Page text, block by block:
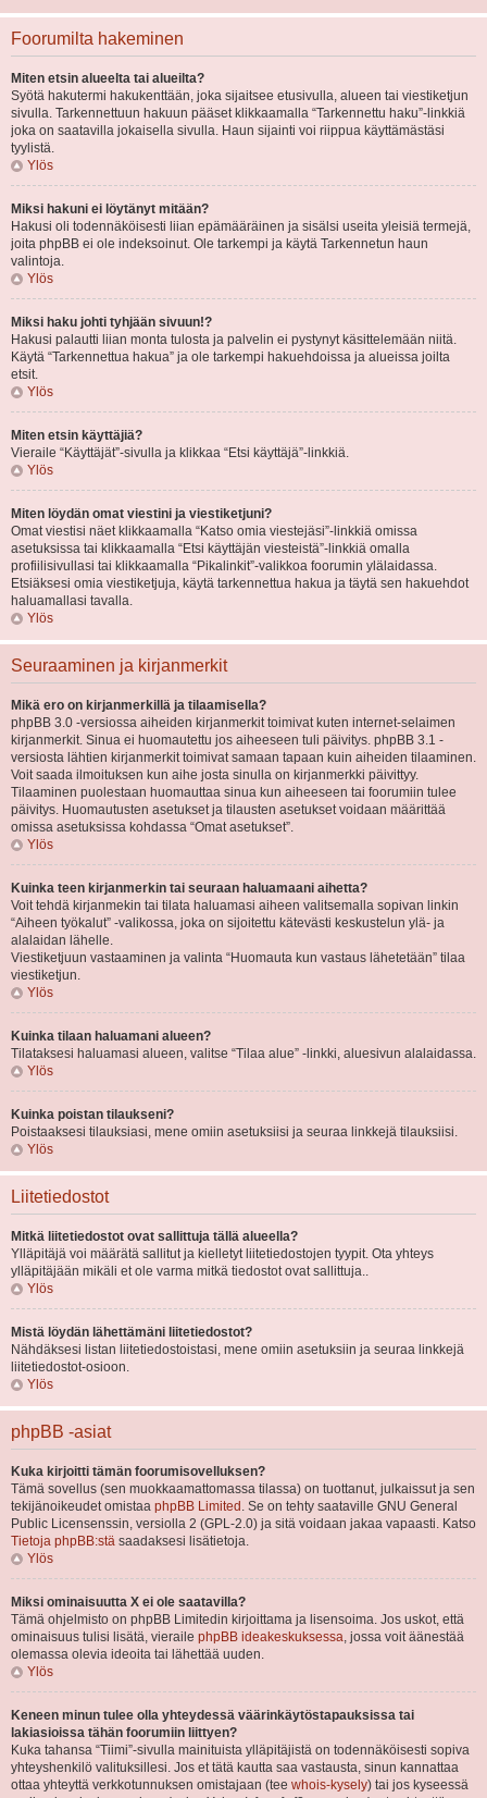
Foorumilta hakeminen
Miten etsin alueelta tai alueilta?
Syötä hakutermi hakukenttään, joka sijaitsee etusivulla, alueen tai viestiketjun
sivulla. Tarkennettuun hakuun pääset klikkaamalla “Tarkennettu haku”-linkkiä
joka on saatavilla jokaisella sivulla. Haun sijainti voi riippua käyttämästäsi
tyylistä.
Ylös
Miksi hakuni ei löytänyt mitään?
Hakusi oli todennäköisesti liian epämääräinen ja sisälsi useita yleisiä termejä,
joita phpBB ei ole indeksoinut. Ole tarkempi ja käytä Tarkennetun haun
valintoja.
Ylös
Miksi haku johti tyhjään sivuun!?
Hakusi palautti liian monta tulosta ja palvelin ei pystynyt käsittelemään niitä.
Käytä “Tarkennettua hakua” ja ole tarkempi hakuehdoissa ja alueissa joilta
etsit.
Ylös
Miten etsin käyttäjiä?
Vieraile “Käyttäjät”-sivulla ja klikkaa “Etsi käyttäjä”-linkkiä.
Ylös
Miten löydän omat viestini ja viestiketjuni?
Omat viestisi näet klikkaamalla “Katso omia viestejäsi”-linkkiä omissa
asetuksissa tai klikkaamalla “Etsi käyttäjän viesteistä”-linkkiä omalla
profiilisivullasi tai klikkaamalla “Pikalinkit”-valikkoa foorumin ylälaidassa.
Etsiäksesi omia viestiketjuja, käytä tarkennettua hakua ja täytä sen hakuehdot
haluamallasi tavalla.
Ylös
Seuraaminen ja kirjanmerkit
Mikä ero on kirjanmerkillä ja tilaamisella?
phpBB 3.0 -versiossa aiheiden kirjanmerkit toimivat kuten internet-selaimen
kirjanmerkit. Sinua ei huomautettu jos aiheeseen tuli päivitys. phpBB 3.1 -
versiosta lähtien kirjanmerkit toimivat samaan tapaan kuin aiheiden tilaaminen.
Voit saada ilmoituksen kun aihe josta sinulla on kirjanmerkki päivittyy.
Tilaaminen puolestaan huomauttaa sinua kun aiheeseen tai foorumiin tulee
päivitys. Huomautusten asetukset ja tilausten asetukset voidaan määrittää
omissa asetuksissa kohdassa “Omat asetukset”.
Ylös
Kuinka teen kirjanmerkin tai seuraan haluamaani aihetta?
Voit tehdä kirjanmekin tai tilata haluamasi aiheen valitsemalla sopivan linkin
“Aiheen työkalut” -valikossa, joka on sijoitettu kätevästi keskustelun ylä- ja
alalaidan lähelle.
Viestiketjuun vastaaminen ja valinta “Huomauta kun vastaus lähetetään” tilaa
viestiketjun.
Ylös
Kuinka tilaan haluamani alueen?
Tilataksesi haluamasi alueen, valitse “Tilaa alue” -linkki, aluesivun alalaidassa.
Ylös
Kuinka poistan tilaukseni?
Poistaaksesi tilauksiasi, mene omiin asetuksiisi ja seuraa linkkejä tilauksiisi.
Ylös
Liitetiedostot
Mitkä liitetiedostot ovat sallittuja tällä alueella?
Ylläpitäjä voi määrätä sallitut ja kielletyt liitetiedostojen tyypit. Ota yhteys
ylläpitäjään mikäli et ole varma mitkä tiedostot ovat sallittuja..
Ylös
Mistä löydän lähettämäni liitetiedostot?
Nähdäksesi listan liitetiedostoistasi, mene omiin asetuksiin ja seuraa linkkejä
liitetiedostot-osioon.
Ylös
phpBB -asiat
Kuka kirjoitti tämän foorumisovelluksen?
Tämä sovellus (sen muokkaamattomassa tilassa) on tuottanut, julkaissut ja sen
tekijänoikeudet omistaa phpBB Limited . Se on tehty saataville GNU General
Public Licensenssin, versiolla 2 (GPL-2.0) ja sitä voidaan jakaa vapaasti. Katso
Tietoja phpBB:stä saadaksesi lisätietoja.
Ylös
Miksi ominaisuutta X ei ole saatavilla?
Tämä ohjelmisto on phpBB Limitedin kirjoittama ja lisensoima. Jos uskot, että
ominaisuus tulisi lisätä, vieraile phpBB ideakeskuksessa, jossa voit äänestää
olemassa olevia ideoita tai lähettää uuden.
Ylös
Keneen minun tulee olla yhteydessä väärinkäytöstapauksissa tai
lakiasioissa tähän foorumiin liittyen?
Kuka tahansa “Tiimi”-sivulla mainituista ylläpitäjistä on todennäköisesti sopiva
yhteyshenkilö valituksillesi. Jos et tätä kautta saa vastausta, sinun kannattaa
ottaa yhteyttä verkkotunnuksen omistajaan (tee whois-kysely) tai jos kyseessä